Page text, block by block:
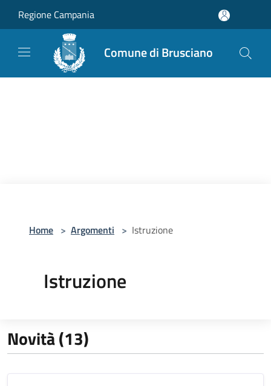
Regione Campania
Comune di Brusciano
Home > Argomenti > Istruzione
Istruzione
Novità (13)